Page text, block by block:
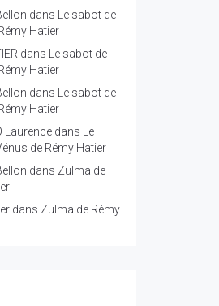
dans
Le sabot de
Hatier
dans
Le sabot de
Hatier
dans
Le sabot de
Hatier
Laurencedans
Le
de Rémy Hatier
dans Zulma de
dans Zulma de Rémy